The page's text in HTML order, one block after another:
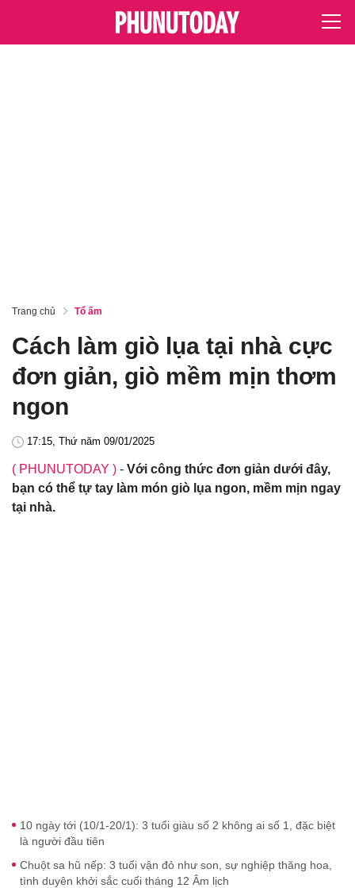
Trang chủ Tổ ấm
Cách làm giò lụa tại nhà cực
đơn giản, giò mềm mịn thơm
ngon
17:15, Thứ năm 09/01/2025
( PHUNUTODAY ) - Với công thức đơn giản dưới đây,
bạn có thể tự tay làm món giò lụa ngon, mềm mịn ngay
tại nhà.
10 ngày tới (10/1-20/1): 3 tuổi giàu số 2 không ai số 1, đặc biệt
là người đầu tiên
Chuột sa hũ nếp: 3 tuổi vận đỏ như son, sự nghiệp thăng hoa,
tình duyên khởi sắc cuối tháng 12 Âm lịch